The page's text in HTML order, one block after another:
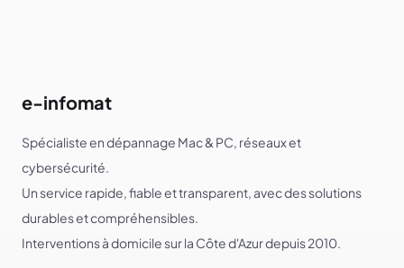
e-infomat
Spécialiste en dépannage Mac & PC, réseaux et
cybersécurité.
Un service rapide, fiable et transparent, avec des solutions
durables et compréhensibles.
Interventions à domicile sur la Côte d'Azur depuis 2010.